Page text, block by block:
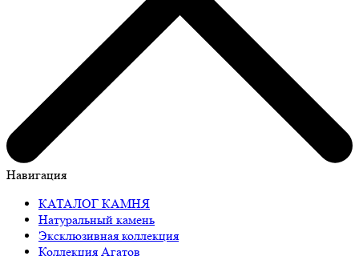
Навигация
КАТАЛОГ КАМНЯ
Натуральный камень
Эксклюзивная коллекция
Коллекция Агатов